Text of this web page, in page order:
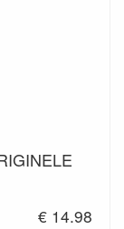
€ 14.98